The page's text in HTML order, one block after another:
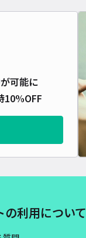
可能に
10%OFF
の利用について